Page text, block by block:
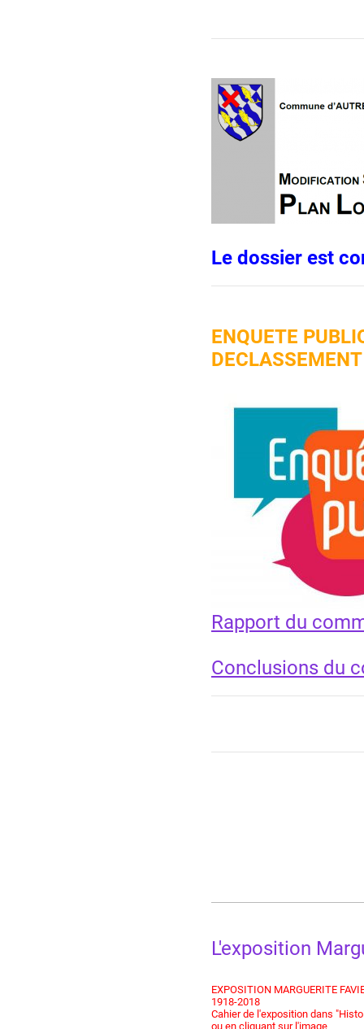
Le dossier est
ENQUETE
Rapport du
Conclusions du
L'exposition
EXPOSITION MARGUERITE
1918-2018
Cahier de l'exposition dans
ou en cliquant sur l'image